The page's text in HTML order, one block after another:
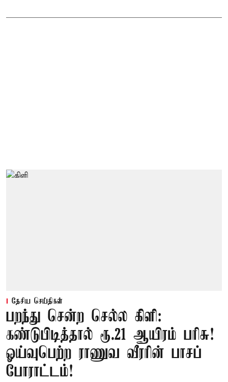
தேசிய செய்திகள்
பறந்து சென்ற செல்ல கிளி:
கண்டுபிடித்தால் ரூ.21 ஆயிரம் பரிசு!
ஓய்வுபெற்ற ராணுவ வீரரின் பாசப்
போராட்டம்!